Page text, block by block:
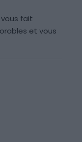
vous fait
et vous